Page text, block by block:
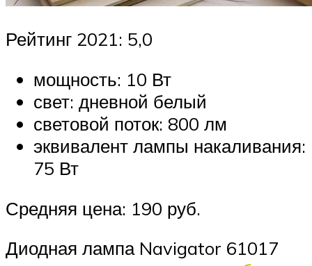
Рейтинг 2021: 5,0
мощность: 10 Вт
свет: дневной белый
световой поток: 800 лм
эквивалент лампы накаливания:
75 Вт
Средняя цена: 190 руб.
Диодная лампа Navigator 61017